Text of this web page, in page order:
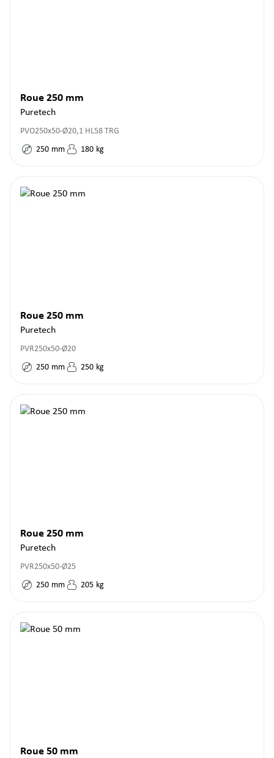
Roue 250 mm
Puretech
PVO250x50-Ø20,1 HL58 TRG
250 mm 180 kg
Roue 250 mm
Puretech
PVR250x50-Ø20
250 mm 250 kg
Roue 250 mm
Puretech
PVR250x50-Ø25
250 mm 205 kg
Roue 50 mm